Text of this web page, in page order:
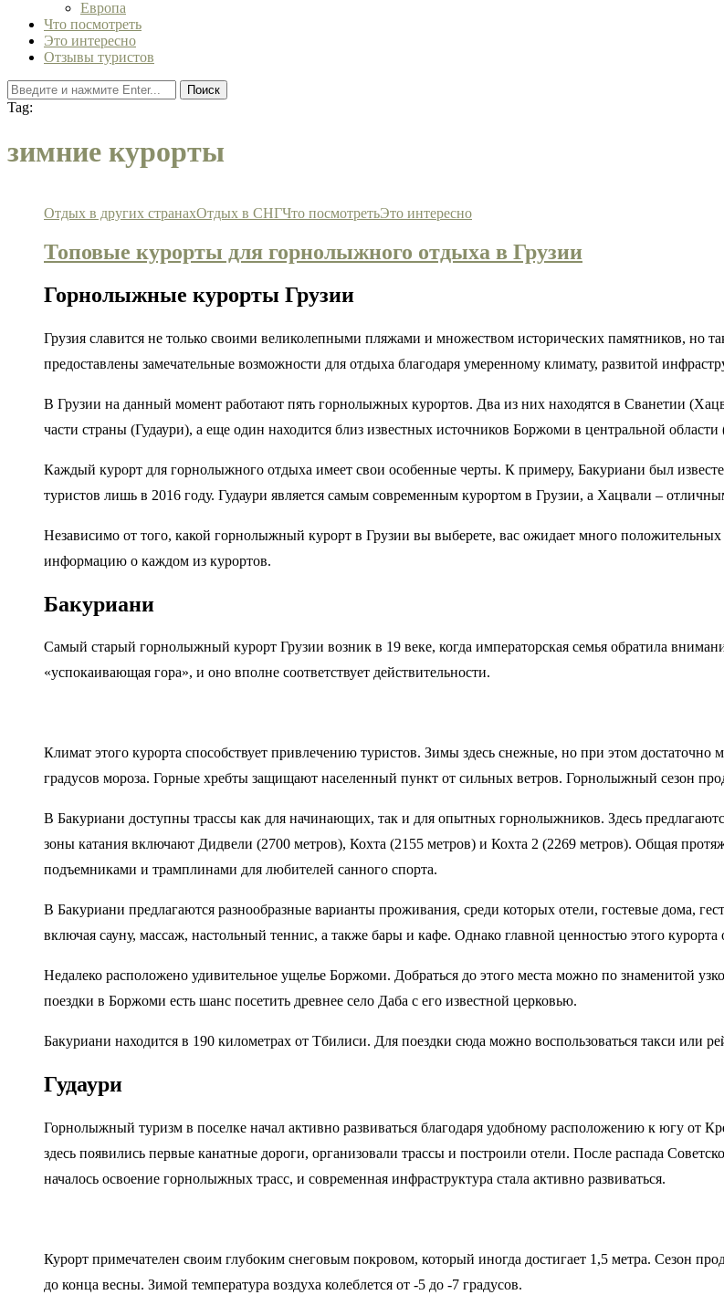
Европа
Что посмотреть
Это интересно
Отзывы туристов
Поиск
Tag:
зимние курорты
Отдых в других странахОтдых в СНГЧто посмотретьЭто интересно
Топовые курорты для горнолыжного отдыха в Грузии
Горнолыжные курорты Грузии
Грузия славится не только своими великолепными пляжами и множеством исторических памятников, но
предоставлены замечательные возможности для отдыха благодаря умеренному климату, развитой
В Грузии на данный момент работают пять горнолыжных курортов. Два из них находятся в Сванетии
части страны (Гудаури), а еще один находится близ известных источников Боржоми в центральной области
Каждый курорт для горнолыжного отдыха имеет свои особенные черты. К примеру, Бакуриани был
туристов лишь в 2016 году. Гудаури является самым современным курортом в Грузии, а Хацвали –
Независимо от того, какой горнолыжный курорт в Грузии вы выберете, вас ожидает много
информацию о каждом из курортов.
Бакуриани
Самый старый горнолыжный курорт Грузии возник в 19 веке, когда императорская семья обратила
«успокаивающая гора», и оно вполне соответствует действительности.
Климат этого курорта способствует привлечению туристов. Зимы здесь снежные, но при этом достаточно
градусов мороза. Горные хребты защищают населенный пункт от сильных ветров. Горнолыжный сезон
В Бакуриани доступны трассы как для начинающих, так и для опытных горнолыжников. Здесь
зоны катания включают Дидвели (2700 метров), Кохта (2155 метров) и Кохта 2 (2269 метров). Общая
подъемниками и трамплинами для любителей санного спорта.
В Бакуриани предлагаются разнообразные варианты проживания, среди которых отели, гостевые дома,
включая сауну, массаж, настольный теннис, а также бары и кафе. Однако главной ценностью этого
Недалеко расположено удивительное ущелье Боржоми. Добраться до этого места можно по знаменитой
поездки в Боржоми есть шанс посетить древнее село Даба с его известной церковью.
Бакуриани находится в 190 километрах от Тбилиси. Для поездки сюда можно воспользоваться такси или
Гудаури
Горнолыжный туризм в поселке начал активно развиваться благодаря удобному расположению к югу от
здесь появились первые канатные дороги, организовали трассы и построили отели. После распада
началось освоение горнолыжных трасс, и современная инфраструктура стала активно развиваться.
Курорт примечателен своим глубоким снеговым покровом, который иногда достигает 1,5 метра. Сезон
до конца весны. Зимой температура воздуха колеблется от -5 до -7 градусов.